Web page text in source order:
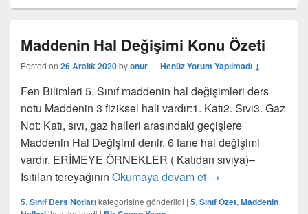
Maddenin Hal Değişimi Konu Özeti
Posted on 26 Aralık 2020byonur—Henüz Yorum Yapılmadı ↓
Fen Bilimleri 5. Sınıf maddenin hal değişimleri ders
notu Maddenin 3 fiziksel hali vardır:1. Katı2. Sıvı3. Gaz
Not: Katı, sıvı, gaz halleri arasındaki geçişlere
Maddenin Hal Değişimi denir. 6 tane hal değişimi
vardır. ERİMEYE ÖRNEKLER ( Katıdan sıvıya)–
Isıtılan tereyağının Okumaya devam et Maddenin Hal
→
5. Sınıf Ders Notlarıkategorisine gönderildi | 5. Sınıf Özet, Maddenin